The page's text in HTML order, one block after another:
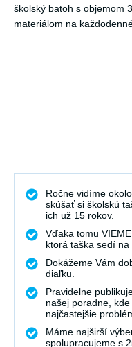
školský batoh s objemom
materiálom na
Ročne vidíme
skúšať si školskú
ich už 15 rokov.
Vďaka tomu
ktorá taška sedí
Dokážeme Vám
diaľku.
Pravidelne
našej poradne,
najčastejšie
Máme najširší
spolupracujeme s